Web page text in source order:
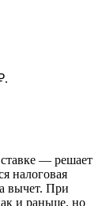
— решает
налоговая
вычет. При
и раньше, но